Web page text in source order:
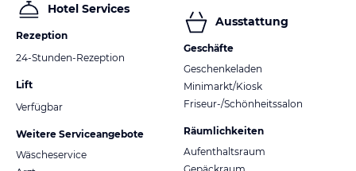
Hotel Services
Rezeption
24-Stunden-Rezeption
Lift
Verfügbar
Weitere Serviceangebote
Wäscheservice
Ausstattung
Geschäfte
Geschenkeladen
Minimarkt/Kiosk
Friseur-/Schönheitssalon
Räumlichkeiten
Aufenthaltsraum